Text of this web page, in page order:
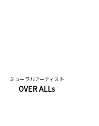
ミューラルアーティスト
OVER ALLs